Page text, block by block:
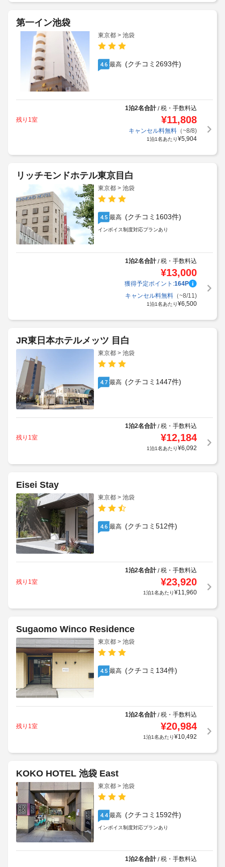
第一イン池袋
東京都 > 池袋
4.6 最高 (クチコミ2693件)
1泊2名合計/税・手数料込
残り1室
¥11,808
キャンセル料無料（~8/8)
1泊1名あたり¥5,904
リッチモンドホテル東京目白
東京都 > 池袋
4.5 最高 (クチコミ1603件)
インボイス制度対応プランあり
1泊2名合計/税・手数料込
¥13,000
獲得予定ポイント:164P
キャンセル料無料（~8/11)
1泊1名あたり¥6,500
JR東日本ホテルメッツ 目白
東京都 > 池袋
4.7 最高 (クチコミ1447件)
1泊2名合計/税・手数料込
残り1室
¥12,184
1泊1名あたり¥6,092
Eisei Stay
東京都 > 池袋
4.6 最高 (クチコミ512件)
1泊2名合計/税・手数料込
残り1室
¥23,920
1泊1名あたり¥11,960
Sugaomo Winco Residence
東京都 > 池袋
4.5 最高 (クチコミ134件)
1泊2名合計/税・手数料込
残り1室
¥20,984
1泊1名あたり¥10,492
KOKO HOTEL 池袋 East
東京都 > 池袋
4.4 最高 (クチコミ1592件)
インボイス制度対応プランあり
1泊2名合計/税・手数料込